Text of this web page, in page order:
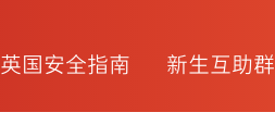
英国安全指南 新生互助群